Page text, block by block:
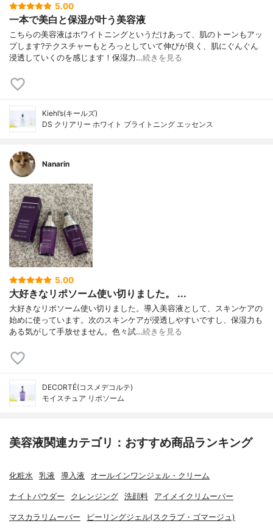
5.00
一本で美白と保湿が叶う美容液
こちらの美容液はホワイトニングというだけあって、肌のトーンもアッ
プします?テクスチャーもとろっとしていて伸びが良く、肌にぐんぐん
浸透していくのを感じます！保湿力…続きを見る
Kiehl’s(キールズ)
DS クリアリー ホワイト ブライトニング エッセンス
Nanarin
5.00
大好きなリポソーム使い切りました。 ...
大好きなリポソーム使い切りました。導入美容液として、スキンケアの
始めに使っています。次のスキンケアが浸透しやすいですし、保湿力も
ある気がして手放せません。色々試…続きを見る
DECORTÉ(コスメデコルテ)
モイスチュア リポソーム
美容液関連カテゴリ：おすすめ商品ランキング
化粧水 乳液 導入液 オールインワンジェル・クリーム
ナイトパウダー クレンジング 洗顔料 アイメイクリムーバー
マスカラリムーバー ピーリングジェル(スクラブ・ゴマージュ)